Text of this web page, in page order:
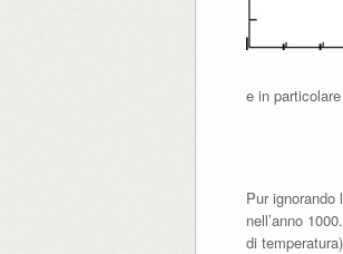
e in
Pur
nell’anno
di